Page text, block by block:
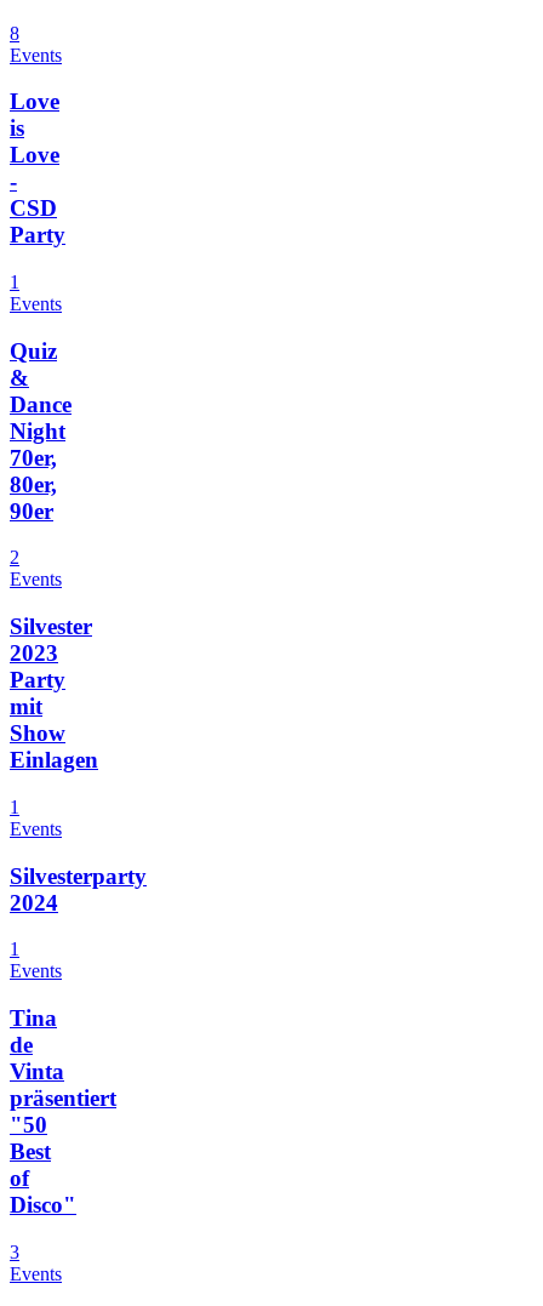
8
Events
Love
is
Love
-
CSD
Party
1
Events
Quiz
&
Dance
Night
70er,
80er,
90er
2
Events
Silvester
2023
Party
mit
Show
Einlagen
1
Events
Silvesterparty
2024
1
Events
Tina
de
Vinta
präsentiert
"50
Best
of
Disco"
3
Events